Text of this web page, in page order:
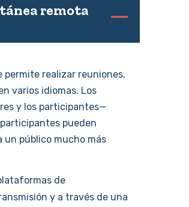
remota
permite realizar reuniones,
varios idiomas. Los
y los participantes—
pueden
un público mucho más
de
y a través de una